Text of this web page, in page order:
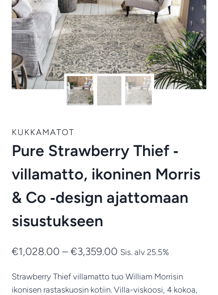
KUKKAMATOT
Pure Strawberry Thief ‑
villamatto, ikoninen Morris
& Co ‑design ajattomaan
sisustukseen
€1,028.00 – €3,359.00 Hintaluokka:
-
Sis. alv 25.5%
Strawberry Thief villamatto tuo William Morrisin
ikonisen rastaskuosin kotiin. Villa-viskoosi, 4 kokoa,